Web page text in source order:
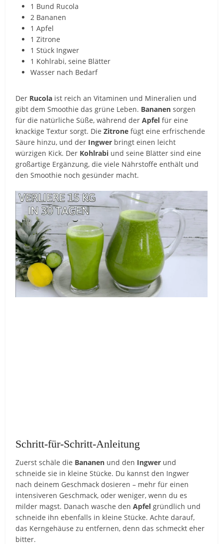
1 Bund Rucola
2 Bananen
1 Apfel
1 Zitrone
1 Stück Ingwer
1 Kohlrabi, seine Blätter
Wasser nach Bedarf
Der Rucola ist reich an Vitaminen und Mineralien und
gibt dem Smoothie das grüne Leben. Bananen sorgen
für die natürliche Süße, während derApfel für eine
knackige Textur sorgt. DieZitrone fügt eine erfrischende
Säure hinzu, und der Ingwer bringt einen leicht
würzigen Kick. Der Kohlrabi und seine Blätter sind eine
großartige Ergänzung, die viele Nährstoffe enthält und
den Smoothie noch gesünder macht.
Schritt-für-Schritt-Anleitung
Zuerst schäle die Bananen und den Ingwer und
schneide sie in kleine Stücke. Du kannst den Ingwer
nach deinem Geschmack dosieren – mehr für einen
intensiveren Geschmack, oder weniger, wenn du es
milder magst. Danach wasche denApfel gründlich und
schneide ihn ebenfalls in kleine Stücke. Achte darauf,
das Kerngehäuse zu entfernen, denn das schmeckt eher
bitter.